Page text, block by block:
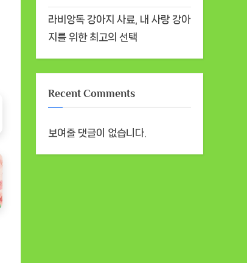
라비앙독 강아지 사료, 내 사랑 강아
지를 위한 최고의 선택
Recent Comments
보여줄 댓글이 없습니다.